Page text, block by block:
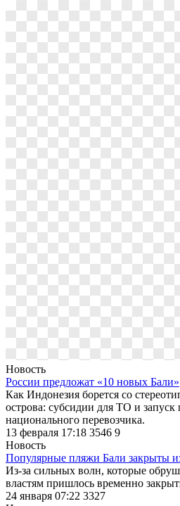
Новость
России предложат «10 новых Бали»
Как Индонезия борется со
острова: субсидии для ТО и запуск
национального перевозчика.
13 февраля 17:18 3546 9
Новость
Популярные пляжи Бали закрыты
Из-за сильных волн, которые
властям пришлось временно
24 января 07:22 3327